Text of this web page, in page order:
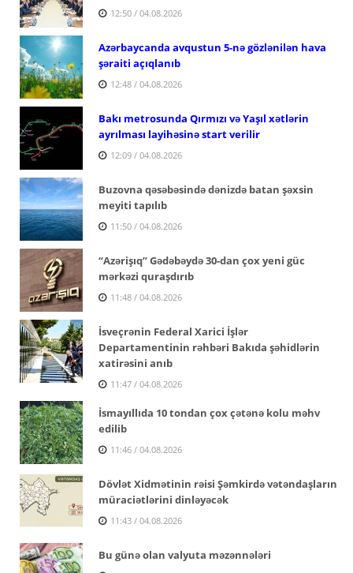
12:50 / 04.08.2026
Azərbaycanda avqustun 5-nə gözlənilən hava
şəraiti açıqlanıb
12:48 / 04.08.2026
Bakı metrosunda Qırmızı və Yaşıl xətlərin
ayrılması layihəsinə start verilir
12:09 / 04.08.2026
Buzovna qəsəbəsində dənizdə batan şəxsin
meyiti tapılıb
11:50 / 04.08.2026
“Azərişıq” Gədəbəydə 30-dan çox yeni güc
mərkəzi quraşdırıb
11:48 / 04.08.2026
İsveçrənin Federal Xarici İşlər
Departamentinin rəhbəri Bakıda şəhidlərin
xatirəsini anıb
11:47 / 04.08.2026
İsmayıllıda 10 tondan çox çətənə kolu məhv
edilib
11:46 / 04.08.2026
Dövlət Xidmətinin rəisi Şəmkirdə vətəndaşların
müraciətlərini dinləyəcək
11:43 / 04.08.2026
Bu günə olan valyuta məzənnələri